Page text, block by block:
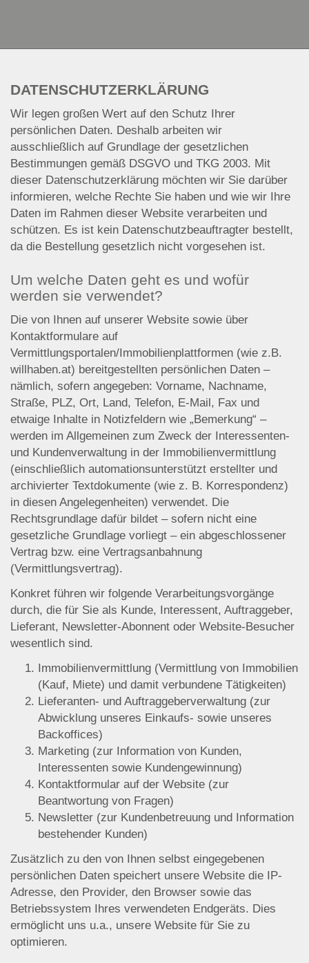
DATENSCHUTZERKLÄRUNG
Wir legen großen Wert auf den Schutz Ihrer
persönlichen Daten. Deshalb arbeiten wir
ausschließlich auf Grundlage der gesetzlichen
Bestimmungen gemäß DSGVO und TKG 2003. Mit
dieser Datenschutzerklärung möchten wir Sie darüber
informieren, welche Rechte Sie haben und wie wir Ihre
Daten im Rahmen dieser Website verarbeiten und
schützen. Es ist kein Datenschutzbeauftragter bestellt,
da die Bestellung gesetzlich nicht vorgesehen ist.
Um welche Daten geht es und wofür
werden sie verwendet?
Die von Ihnen auf unserer Website sowie über
Kontaktformulare auf
Vermittlungsportalen/Immobilienplattformen (wie z.B.
willhaben.at) bereitgestellten persönlichen Daten –
nämlich, sofern angegeben: Vorname, Nachname,
Straße, PLZ, Ort, Land, Telefon, E-Mail, Fax und
etwaige Inhalte in Notizfeldern wie „Bemerkung“ –
werden im Allgemeinen zum Zweck der Interessenten-
und Kundenverwaltung in der Immobilienvermittlung
(einschließlich automationsunterstützt erstellter und
archivierter Textdokumente (wie z. B. Korrespondenz)
in diesen Angelegenheiten) verwendet. Die
Rechtsgrundlage dafür bildet – sofern nicht eine
gesetzliche Grundlage vorliegt – ein abgeschlossener
Vertrag bzw. eine Vertragsanbahnung
(Vermittlungsvertrag).
Konkret führen wir folgende Verarbeitungsvorgänge
durch, die für Sie als Kunde, Interessent, Auftraggeber,
Lieferant, Newsletter-Abonnent oder Website-Besucher
wesentlich sind.
Immobilienvermittlung (Vermittlung von Immobilien
(Kauf, Miete) und damit verbundene Tätigkeiten)
Lieferanten- und Auftraggeberverwaltung (zur
Abwicklung unseres Einkaufs- sowie unseres
Backoffices)
Marketing (zur Information von Kunden,
Interessenten sowie Kundengewinnung)
Kontaktformular auf der Website (zur
Beantwortung von Fragen)
Newsletter (zur Kundenbetreuung und Information
bestehender Kunden)
Zusätzlich zu den von Ihnen selbst eingegebenen
persönlichen Daten speichert unsere Website die IP-
Adresse, den Provider, den Browser sowie das
Betriebssystem Ihres verwendeten Endgeräts. Dies
ermöglicht uns u.a., unsere Website für Sie zu
optimieren.